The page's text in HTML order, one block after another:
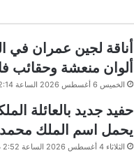
أناقة لجين عمران في
ألوان منعشة وحقائب
الخميس 6 أغسطس 2026 الساعة 12:14 ص
حفيد جديد بالعائلة
يحمل اسم الملك
الثلاثاء 4 أغسطس 2026 الساعة 2:52 ص